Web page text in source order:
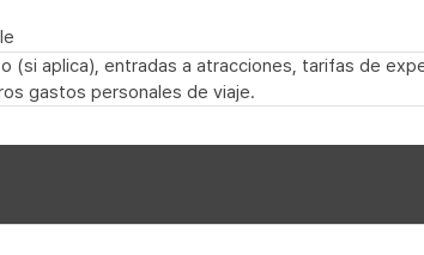
(si aplica), entradas a atracciones, tarifas de
gastos personales de viaje.